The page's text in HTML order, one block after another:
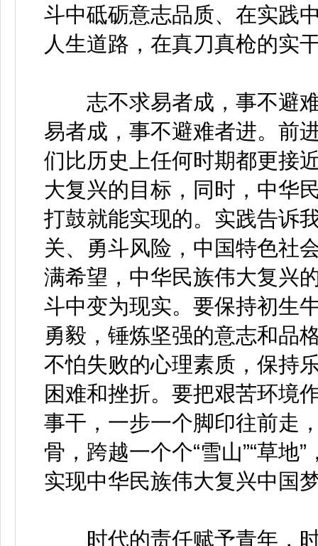
斗中砥砺意志品质、在实践
人生道路，在真刀真枪的实
志不求易者成，事不避难
易者成，事不避难者进。前
们比历史上任何时期都更接
大复兴的目标，同时，中华
打鼓就能实现的。实践告诉
关、勇斗风险，中国特色社
满希望，中华民族伟大复兴
斗中变为现实。要保持初生
勇毅，锤炼坚强的意志和品
不怕失败的心理素质，保持
困难和挫折。要把艰苦环境
事干，一步一个脚印往前走
骨，跨越一个个“雪山”“草地
实现中华民族伟大复兴中国
时代的责任赋予青年，时